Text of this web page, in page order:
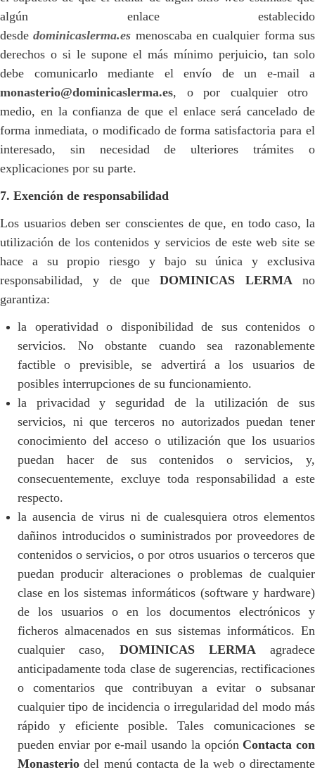
algún enlace establecido
desdedominicaslerma.es menoscaba en cualquier forma sus
derechos o si le supone el más mínimo perjuicio, tan solo
debe comunicarlo mediante el envío de un e-mail a
monasterio@dominicaslerma.es, o por cualquier otro
medio, en la confianza de que el enlace será cancelado de
forma inmediata, o modificado de forma satisfactoria para el
interesado, sin necesidad de ulteriores trámites o
explicaciones por su parte.
7. Exención de responsabilidad
Los usuarios deben ser conscientes de que, en todo caso, la
utilización de los contenidos y servicios de este web site se
hace a su propio riesgo y bajo su única y exclusiva
responsabilidad, y de queDOMINICAS LERMAno
garantiza:
la operatividad o disponibilidad de sus contenidos o
servicios. No obstante cuando sea razonablemente
factible o previsible, se advertirá a los usuarios de
posibles interrupciones de su funcionamiento.
la privacidad y seguridad de la utilización de sus
servicios, ni que terceros no autorizados puedan tener
conocimiento del acceso o utilización que los usuarios
puedan hacer de sus contenidos o servicios, y,
consecuentemente, excluye toda responsabilidad a este
respecto.
la ausencia de virus ni de cualesquiera otros elementos
dañinos introducidos o suministrados por proveedores de
contenidos o servicios, o por otros usuarios o terceros que
puedan producir alteraciones o problemas de cualquier
clase en los sistemas informáticos (software y hardware)
de los usuarios o en los documentos electrónicos y
ficheros almacenados en sus sistemas informáticos. En
cualquier caso, DOMINICAS LERMAagradece
anticipadamente toda clase de sugerencias, rectificaciones
o comentarios que contribuyan a evitar o subsanar
cualquier tipo de incidencia o irregularidad del modo más
rápido y eficiente posible. Tales comunicaciones se
pueden enviar por e-mail usando la opción Contacta con
Monasterio del menú contacta de laweb o directamente